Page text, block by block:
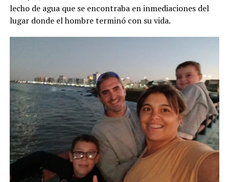
lecho de agua que se encontraba en inmediaciones del
lugar donde el hombre terminó con su vida.